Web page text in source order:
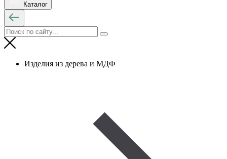
Каталог
Изделия из дерева и МДФ